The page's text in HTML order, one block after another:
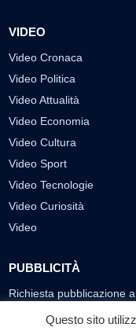
VIDEO
Video Cronaca
Video Politica
Video Attualità
Video Economia
Video Cultura
Video Sport
Video Tecnologie
Video Curiosità
Video
PUBBLICITÀ
Richiesta pubblicazione
SEGUICI SUI SOCIAL
Questo sito